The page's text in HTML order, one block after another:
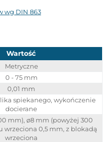
wg DIN 863
Wartość
Metryczne
0 - 75 mm
0,01 mm
spiekanego, wykończenie
docierane
mm), ø8 mm (powyżej 300
wrzeciona 0,5 mm, z blokadą
wrzeciona